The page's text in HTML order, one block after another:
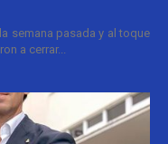
semana pasada y al toque
a cerrar...